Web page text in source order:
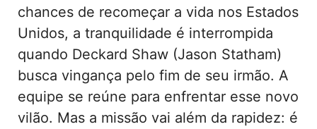
chances de recomeçar a vida nos Estados
Unidos, a tranquilidade é interrompida
quando Deckard Shaw (Jason Statham)
busca vingança pelo fim de seu irmão. A
equipe se reúne para enfrentar esse novo
vilão. Mas a missão vai além da rapidez: é